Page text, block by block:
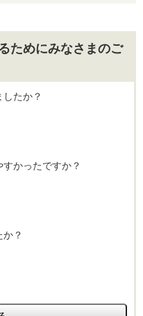
ためにみなさまのご
たか？
かったですか？
？